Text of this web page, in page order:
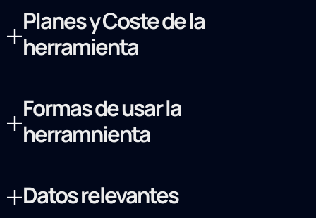
Planes y Coste de la
herramienta
Formas de usar la
herramnienta
Datos relevantes